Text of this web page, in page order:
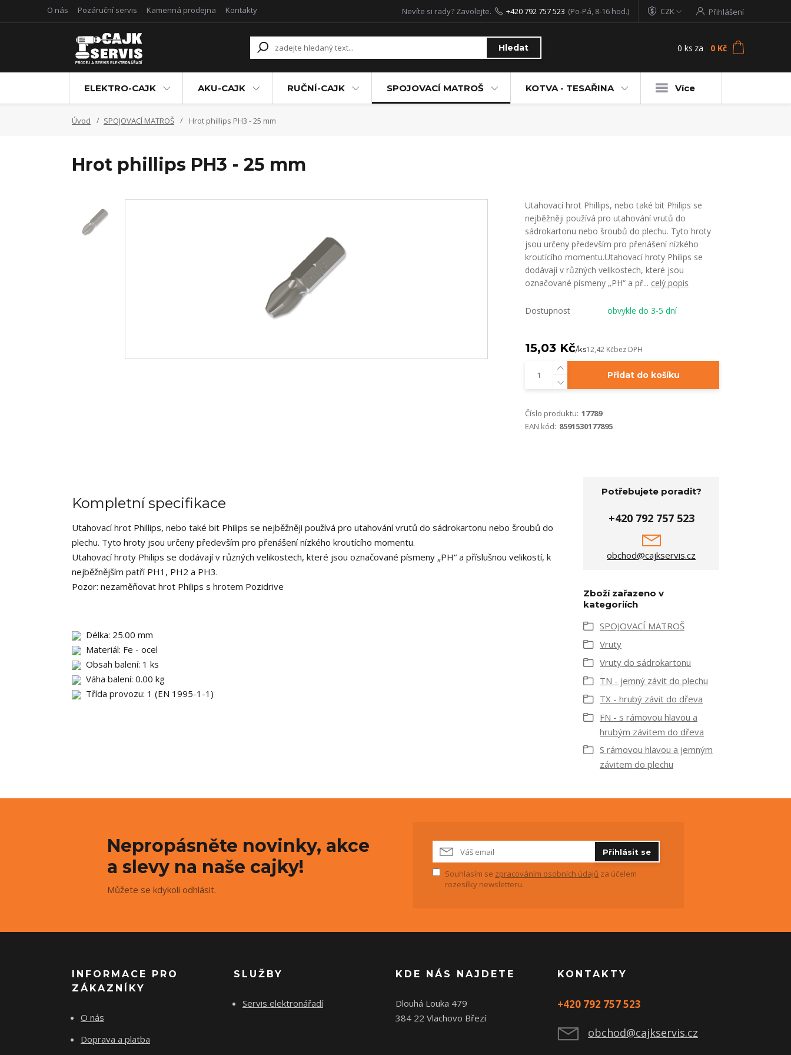
O nás Pozáruční servis Kamenná prodejna Kontakty CZK Přihlášení
Hledat
Nevíte si rady? Zavolejte. +420 792 757 523 (Po-Pá, 8-16 hod.)
0 ks za 0 Kč
ELEKTRO-CAJK AKU-CAJK RUČNÍ-CAJK SPOJOVACÍ MATROŠ KOTVA - TESAŘINA Více
Úvod SPOJOVACÍ MATROŠ Hrot phillips PH3 - 25 mm
Hrot phillips PH3 - 25 mm
Utahovací hrot Phillips, nebo také bit Philips se
nejběžněji používá pro utahování vrutů do
sádrokartonu nebo šroubů do plechu. Tyto hroty
jsou určeny především pro přenášení nízkého
kroutícího momentu.Utahovací hroty Philips se
dodávají v různých velikostech, které jsou
označované písmeny „PH“ a př... celý popis
Dostupnost obvykle do 3-5 dní
15,03 Kč/ks12,42 Kčbez DPH
Přidat do košíku
Číslo produktu: 17789
EAN kód: 8591530177895
Kompletní specifikace
Utahovací hrot Phillips, nebo také bit Philips se nejběžněji používá pro utahování vrutů do sádrokartonu nebo šroubů do
plechu. Tyto hroty jsou určeny především pro přenášení nízkého kroutícího momentu.
Utahovací hroty Philips se dodávají v různých velikostech, které jsou označované písmeny „PH“ a příslušnou velikostí, k
nejběžnějším patří PH1, PH2 a PH3.
Pozor: nezaměňovat hrot Philips s hrotem Pozidrive
Délka: 25.00 mm
Materiál: Fe - ocel
Obsah balení: 1 ks
Váha balení: 0.00 kg
Třída provozu: 1 (EN 1995-1-1)
Potřebujete poradit?
+420 792 757 523
obchod@cajkservis.cz
Zboží zařazeno v
kategoriích
SPOJOVACÍ MATROŠ
Vruty
Vruty do sádrokartonu
TN - jemný závit do plechu
TX - hrubý závit do dřeva
FN - s rámovou hlavou a
hrubým závitem do dřeva
S rámovou hlavou a jemným
závitem do plechu
Nepropásněte novinky, akce
a slevy na naše cajky!
Můžete se kdykoli odhlásit.
Přihlásit se
Souhlasím se zpracováním osobních údajů za účelem
rozesílky newsletteru.
INFORMACE PRO
ZÁKAZNÍKY
O nás
Doprava a platba
SLUŽBY
Servis elektronářadí
KDE NÁS NAJDETE
Dlouhá Louka 479
384 22 Vlachovo Březí
KONTAKTY
+420 792 757 523
obchod@cajkservis.cz